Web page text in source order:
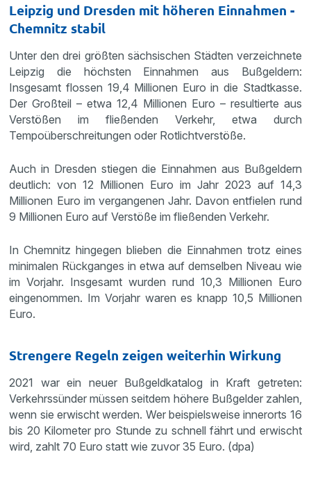
Leipzig und Dresden mit höheren Einnahmen -
Chemnitz stabil
Unter den drei größten sächsischen Städten verzeichnete
Leipzig die höchsten Einnahmen aus Bußgeldern:
Insgesamt flossen 19,4 Millionen Euro in die Stadtkasse.
Der Großteil – etwa 12,4 Millionen Euro – resultierte aus
Verstößen im fließenden Verkehr, etwa durch
Tempoüberschreitungen oder Rotlichtverstöße.
Auch in Dresden stiegen die Einnahmen aus Bußgeldern
deutlich: von 12 Millionen Euro im Jahr 2023 auf 14,3
Millionen Euro im vergangenen Jahr. Davon entfielen rund
9 Millionen Euro auf Verstöße im fließenden Verkehr.
In Chemnitz hingegen blieben die Einnahmen trotz eines
minimalen Rückganges in etwa auf demselben Niveau wie
im Vorjahr. Insgesamt wurden rund 10,3 Millionen Euro
eingenommen. Im Vorjahr waren es knapp 10,5 Millionen
Euro.
Strengere Regeln zeigen weiterhin Wirkung
2021 war ein neuer Bußgeldkatalog in Kraft getreten:
Verkehrssünder müssen seitdem höhere Bußgelder zahlen,
wenn sie erwischt werden. Wer beispielsweise innerorts 16
bis 20 Kilometer pro Stunde zu schnell fährt und erwischt
wird, zahlt 70 Euro statt wie zuvor 35 Euro. (dpa)